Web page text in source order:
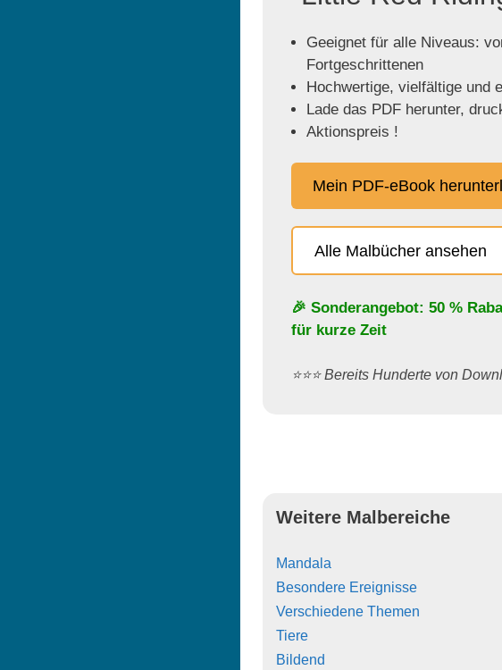
Geeignet für alle Niveaus:
Fortgeschrittenen
Hochwertige, vielfältige und
Lade das PDF herunter,
Aktionspreis !
Mein PDF-eBook
Alle Malbücher ansehen
🎉 Sonderangebot: 50 %
für kurze Zeit
⭐️⭐️⭐️ Bereits Hunderte von
Weitere Malbereiche
Mandala
Besondere Ereignisse
Verschiedene Themen
Tiere
Bildend